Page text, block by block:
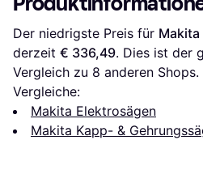
Der niedrigste Preis für Makita
derzeit € 336,49. Dies ist der
Vergleich zu 8 anderen Shops.
Vergleiche:
Makita Elektrosägen
Makita Kapp- &